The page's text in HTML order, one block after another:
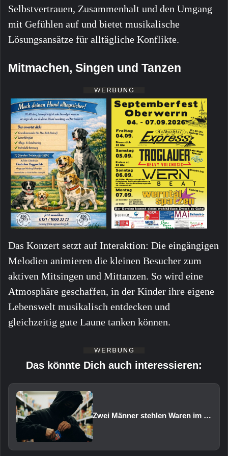
Selbstvertrauen, Zusammenhalt und den Umgang
mit Gefühlen auf und bietet musikalische
Lösungsansätze für alltägliche Konflikte.
Mitmachen, Singen und Tanzen
Das Konzert setzt auf Interaktion: Die eingängigen
Melodien animieren die kleinen Besucher zum
aktiven Mitsingen und Mittanzen. So wird eine
Atmosphäre geschaffen, in der Kinder ihre eigene
Lebenswelt musikalisch entdecken und
gleichzeitig gute Laune tanken können.
Das könnte Dich auch interessieren:
Zwei Männer stehlen Waren im Wert von rund 1.000 Euro